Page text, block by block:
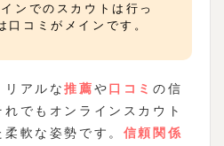
ンでのスカウトは行っ
口コミがメインです。
リアルな推薦や口コミの信
でもオンラインスカウト
軟な姿勢です。 信頼関係